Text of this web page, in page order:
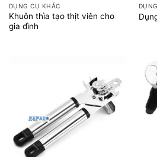
DỤNG CỤ KHÁC
Khuôn thìa tạo thịt viên cho
gia đình